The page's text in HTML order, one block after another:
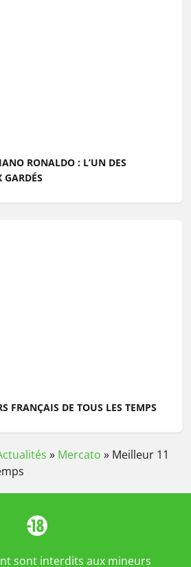
RONALDO : L’UN DES
GARDÉS
FRANÇAIS DE TOUS LES TEMPS
» Mercato » Meilleur 11
sont interdits aux mineurs